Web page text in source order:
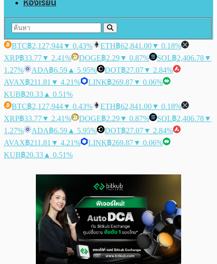
BTC฿2,127,944▼ 0.43% ETH฿62,841.00▼ 0.18%
XRP฿33.77▼ 2.41% DOGE฿2.29▼ 0.87% SOL฿2,406.78▼
1.27%
ADA฿6.59 ▲ 5.95% DOT฿27.07▼ 2.84%
AVAX฿211.81 ▼ 4.21% LINK฿269.87▼ 0.06%
KUB฿20.33 ▲ 0.51%
BTC฿2,127,944▼ 0.43% ETH฿62,841.00▼ 0.18%
XRP฿33.77▼ 2.41% DOGE฿2.29▼ 0.87% SOL฿2,406.78▼
1.27%
ADA฿6.59 ▲ 5.95% DOT฿27.07▼ 2.84%
AVAX฿211.81 ▼ 4.21% LINK฿269.87▼ 0.06%
KUB฿20.33 ▲ 0.51%